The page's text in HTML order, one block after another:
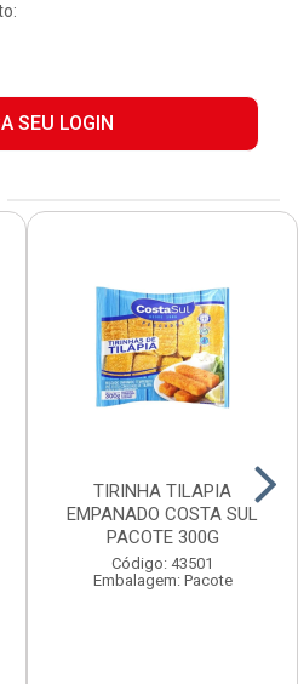
SEU LOGIN
TIRINHA TILAPIA
EMPANADO COSTA SUL
PACOTE 300G
Código: 43501
Embalagem: Pacote